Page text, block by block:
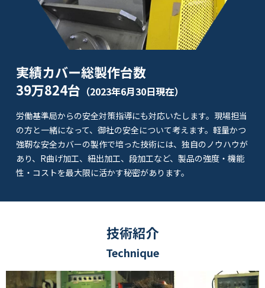
実績カバー総製作台数
39万824台 （2023年6月30日現在）
労働基準局からの安全対策指導にも対応いたします。現場担当
の方と一緒になって、御社の安全について考えます。軽量かつ
強靭な安全カバーの製作で培った技術には、独自のノウハウが
あり、R曲げ加工、紐出加工、段加工など、製品の強度・機能
性・コストを最大限に活かす秘密があります。
技術紹介
Technique